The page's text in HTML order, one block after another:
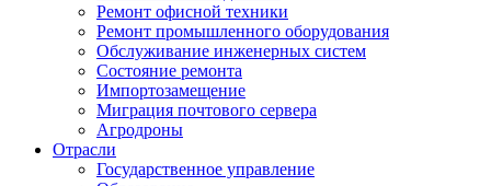
Ремонт офисной техники
Ремонт промышленного оборудования
Обслуживание инженерных систем
Состояние ремонта
Импортозамещение
Миграция почтового сервера
Агродроны
Отрасли
Государственное управление